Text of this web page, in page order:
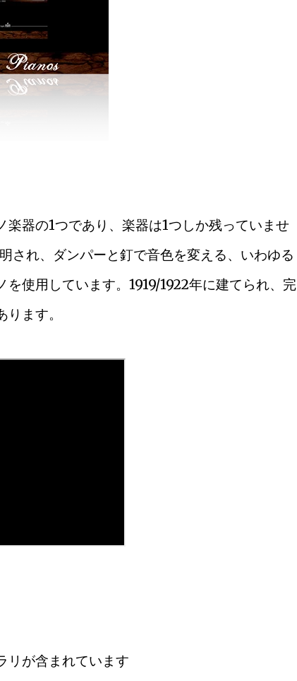
器の1つであり、楽器は1つしか残っていませ
れ、ダンパーと釘で音色を変える、いわゆる
使用しています。1919/1922年に建てられ、完
ます。
リが含まれています